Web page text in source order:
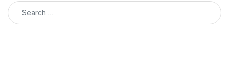
Search for: